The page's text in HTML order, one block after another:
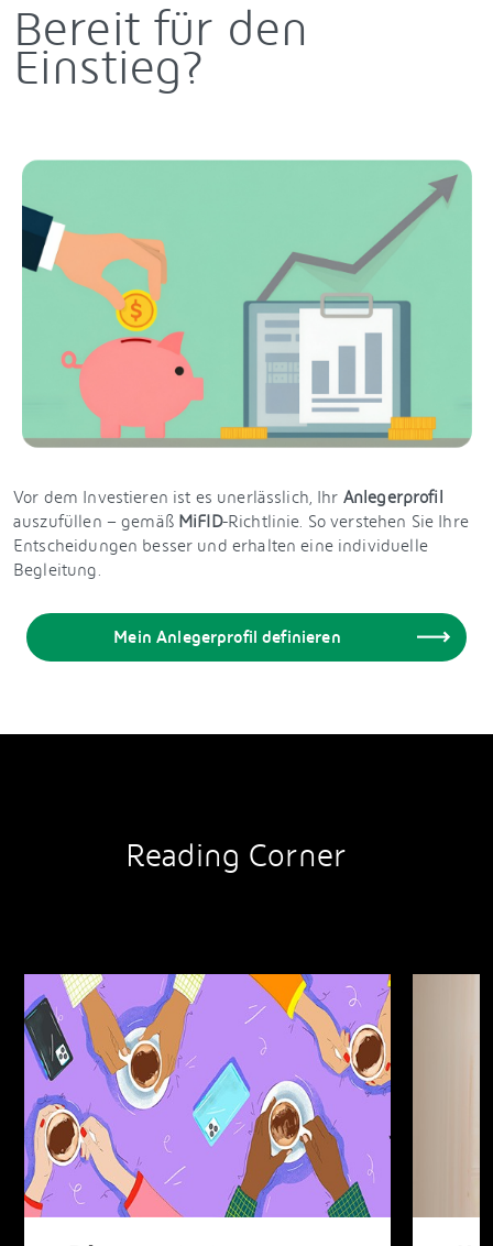
Bereit für den
Einstieg?
Vor dem Investieren ist es unerlässlich, Ihr Anlegerprofil
auszufüllen – gemäß MiFID-Richtlinie. So verstehen Sie Ihre
Entscheidungen besser und erhalten eine individuelle
Begleitung.
Mein Anlegerprofil definieren
Reading Corner